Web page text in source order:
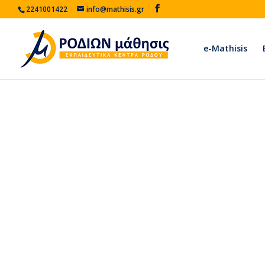
2241001422 info@mathisis.gr
e-Mathisis